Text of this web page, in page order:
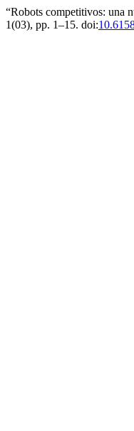
“Robots competitivos: una
1(03), pp. 1–15. doi: